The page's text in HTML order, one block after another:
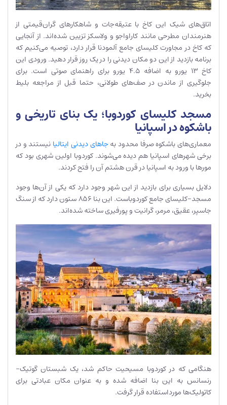
اتاق‌های شیک این کاخ با عتیقه‌جات و شاهکارهای گران‌قیمتی از
هنرمندان مطرحی مانند کاراواجو و ولاسکز تزیین شده‌اند. از آنجایی
که کاخ در مجاورت کلیسای جامع آلمودنا قرار دارد، توصیه می‌کنیم که
برنامه بازدید از این دو مکان دیدنی را در یک روز قرار دهید. ورودی این
کاخ 13 یورو به اضافه 4.5 یورو برای راهنمای صوتی است. برای
جلوگیری از ماندن در صف‌های طولانی، حتما قبل از مراجعه بلیط
بخرید.
مسجد کلیسای کوردوبا؛ یک بنای تاریخی و
باشکوه در اسپانیا
معماری‌های باشکوه صرفا محدود به جاهای دیدنی ایتالیا نیستند و در
برخی شهرهای اسپانیا هم دیده می‌شوند. کوردوبا اولین شهری بود که
مورها با ورود به اسپانیا در قرن هشتم آن را فتح کردند.
دلایل بسیاری برای بازدید از این شهر وجود دارد که یکی از آن‌ها وجود
مسجد-کلیسای جامع کوردوباست. این بنا 856 ستون دارد که از سنگ
جاسپر، عقیق، مرمر، گرانیت و پورفیری ساخته شده‌اند.
هنگامی که در کوردوبا مسیحیت حاکم شد، یک شبستان گوتیک-
رنسانس به این بنا اضافه شده و به عنوان مکان عبادتی برای
کاتولیک‌ها مورداستفاده قرار گرفت.